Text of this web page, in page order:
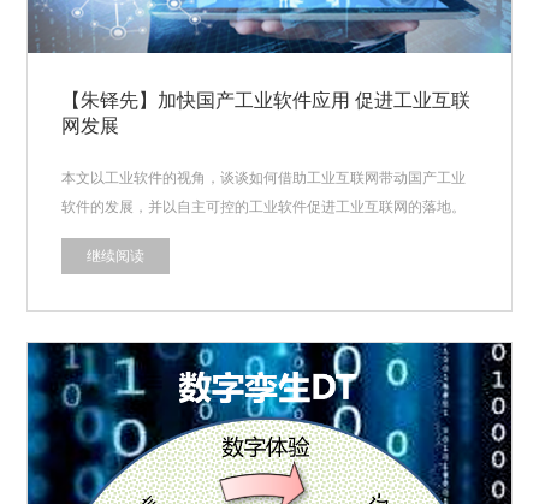
【朱铎先】加快国产工业软件应用 促进工业互联
网发展
本文以工业软件的视角，谈谈如何借助工业互联网带动国产工业
软件的发展，并以自主可控的工业软件促进工业互联网的落地。
继续阅读